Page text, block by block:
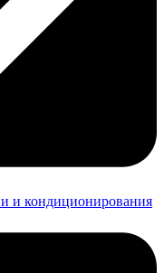
и кондиционирования